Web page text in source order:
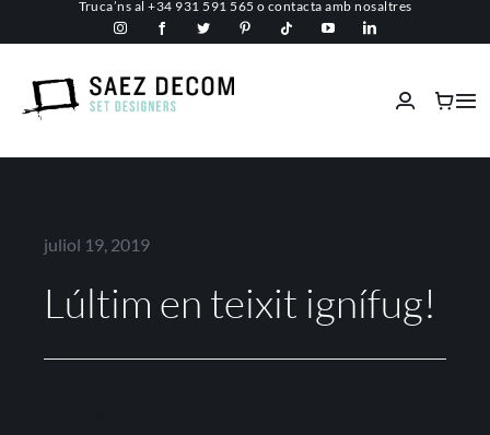
to
content
Truca’ns al+34 931 591 565 o contacta amb nosaltres
Espais comercials
juliol 19, 2019
Lúltim en teixit ignífug!